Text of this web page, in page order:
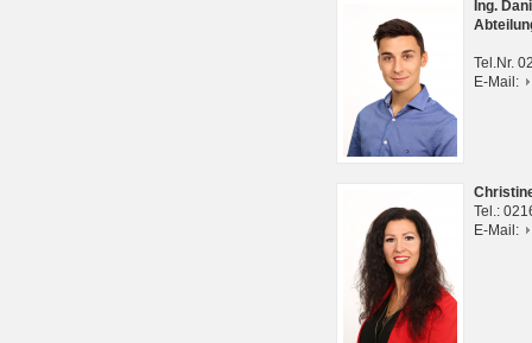
Ing.
Tel.Nr.
E-Mail:
Tel.:
E-Mail: